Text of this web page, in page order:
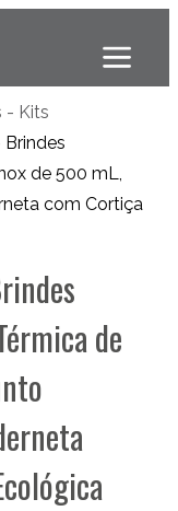
- Kits
de 500 mL,
com Cortiça
de